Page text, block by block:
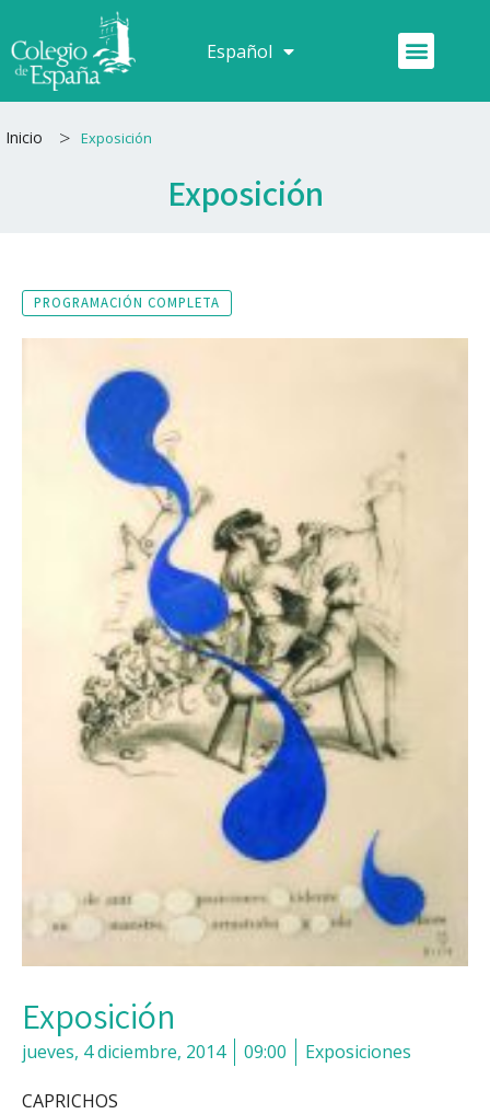
al
contenido
Español
Français Menú
Inicio > Exposición
Exposición
PROGRAMACIÓN COMPLETA
Exposición
jueves, 4 diciembre, 2014 09:00 Exposiciones
CAPRICHOS